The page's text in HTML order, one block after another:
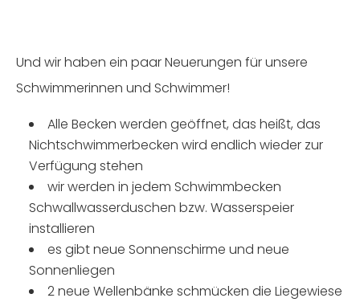
Und wir haben ein paar Neuerungen für unsere
Schwimmerinnen und Schwimmer!
Alle Becken werden geöffnet, das heißt, das
Nichtschwimmerbecken wird endlich wieder zur
Verfügung stehen
wir werden in jedem Schwimmbecken
Schwallwasserduschen bzw. Wasserspeier
installieren
es gibt neue Sonnenschirme und neue
Sonnenliegen
2 neue Wellenbänke schmücken die Liegewiese